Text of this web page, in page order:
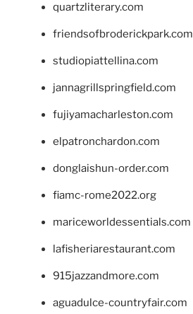
quartzliterary.com
friendsofbroderickpark.com
studiopiattellina.com
jannagrillspringfield.com
fujiyamacharleston.com
elpatronchardon.com
donglaishun-order.com
fiamc-rome2022.org
mariceworldessentials.com
lafisheriarestaurant.com
915jazzandmore.com
aguadulce-countryfair.com